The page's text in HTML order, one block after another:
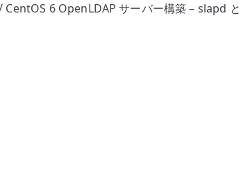
CentOS 6 OpenLDAP サーバー構築 – slapd